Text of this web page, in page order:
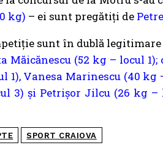
kg) – ei sunt pregătiți de
sunt în dublă legitimare
(52 kg – locul 1);
Vanesa Marinescu (40 kg
3) și Petrișor Jilcu (26 kg –
SPORT CRAIOVA